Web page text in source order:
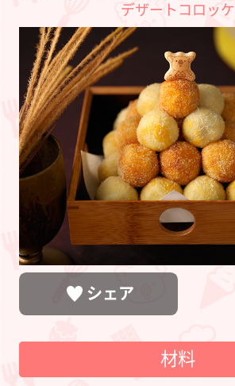
デザートコロッケ
シェア
材料